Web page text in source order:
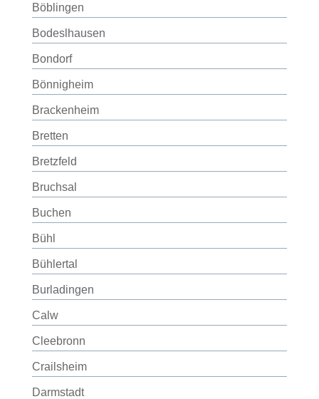
Böblingen
Bodeslhausen
Bondorf
Bönnigheim
Brackenheim
Bretten
Bretzfeld
Bruchsal
Buchen
Bühl
Bühlertal
Burladingen
Calw
Cleebronn
Crailsheim
Darmstadt